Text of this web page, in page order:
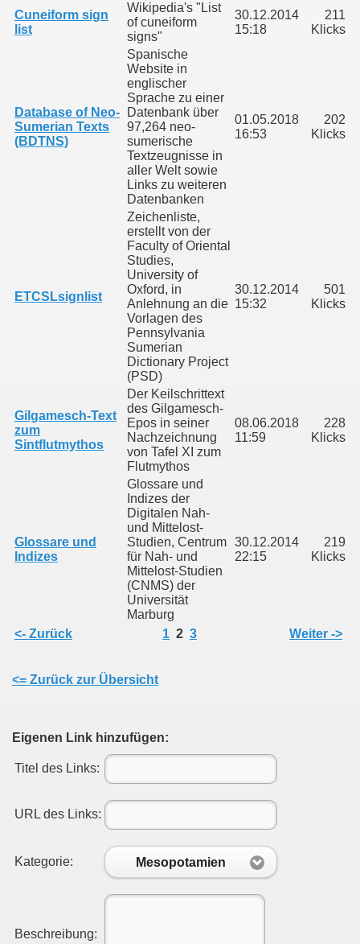
Cuneiform sign
list
Wikipedia's "List
of cuneiform
signs"
30.12.2014
15:18
211
Klicks
Database of Neo-
Sumerian Texts
(BDTNS)
Spanische
Website in
englischer
Sprache zu einer
Datenbank über
97,264 neo-
sumerische
Textzeugnisse in
aller Welt sowie
Links zu weiteren
Datenbanken
01.05.2018
16:53
202
Klicks
ETCSLsignlist
Zeichenliste,
erstellt von der
Faculty of Oriental
Studies,
University of
Oxford, in
Anlehnung an die
Vorlagen des
Pennsylvania
Sumerian
Dictionary Project
(PSD)
30.12.2014
15:32
501
Klicks
Gilgamesch-Text
zum
Sintflutmythos
Der Keilschrittext
des Gilgamesch-
Epos in seiner
Nachzeichnung
von Tafel XI zum
Flutmythos
08.06.2018
11:59
228
Klicks
Glossare und
Indizes
Glossare und
Indizes der
Digitalen Nah-
und Mittelost-
Studien, Centrum
für Nah- und
Mittelost-Studien
(CNMS) der
Universität
Marburg
30.12.2014
22:15
219
Klicks
<- Zurück 1 2 3 Weiter ->
<= Zurück zur Übersicht
Eigenen Link hinzufügen:
Titel des Links:
URL des Links:
Kategorie: Mesopotamien
Beschreibung: